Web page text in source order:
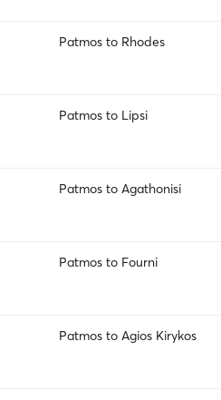
Patmos to Rhodes
Patmos to Lipsi
Patmos to Agathonisi
Patmos to Fourni
Patmos to Agios Kirykos